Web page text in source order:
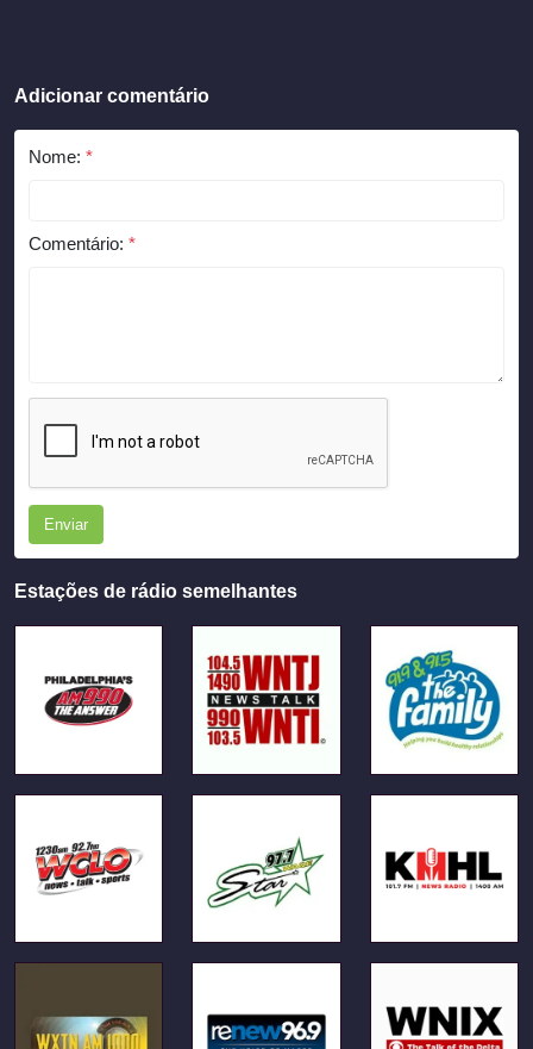
Adicionar comentário
Nome: *
Comentário: *
Enviar
Estações de rádio semelhantes